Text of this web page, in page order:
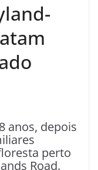
anos, depois
perto
Road.